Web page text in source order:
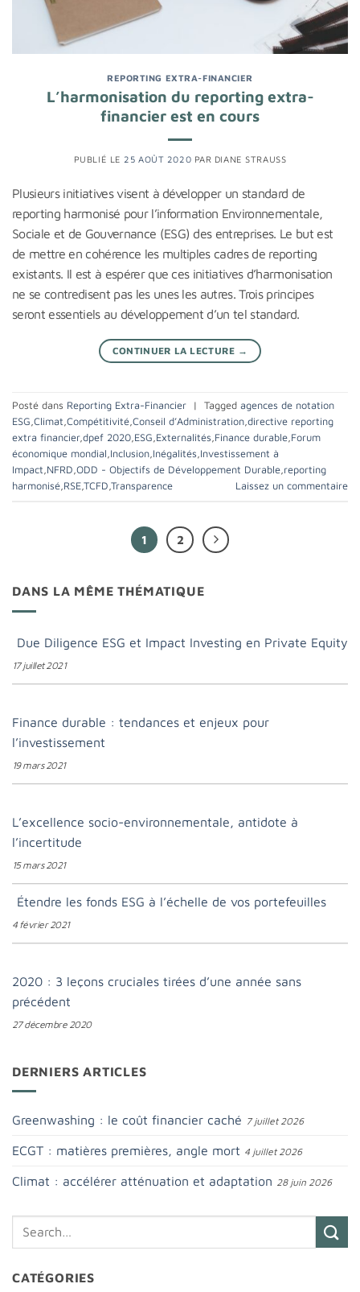
REPORTING EXTRA-FINANCIER
L’harmonisation du reporting extra-
financier est en cours
PUBLIÉ LE 25 AOÛT 2020 PAR DIANE STRAUSS
Plusieurs initiatives visent à développer un standard de
reporting harmonisé pour l’information Environnementale,
Sociale et de Gouvernance (ESG) des entreprises. Le but est
de mettre en cohérence les multiples cadres de reporting
existants. Il est à espérer que ces initiatives d’harmonisation
ne se contredisent pas les unes les autres. Trois principes
seront essentiels au développement d’un tel standard.
CONTINUER LA LECTURE →
Posté dans Reporting Extra-Financier | Tagged agences de notation
ESG,Climat,Compétitivité,Conseil d’Administration,directive reporting
extra financier,dpef 2020,ESG,Externalités,Finance durable,Forum
économique mondial,Inclusion,Inégalités,Investissement à
Impact,NFRD,ODD - Objectifs de Développement Durable,reporting
harmonisé,RSE,TCFD,Transparence Laissez un commentaire
1 2
DANS LA MÊME THÉMATIQUE
Due Diligence ESG et Impact Investing en Private Equity
17 juillet 2021
Finance durable : tendances et enjeux pour
l’investissement
19 mars 2021
L’excellence socio-environnementale, antidote à
l’incertitude
15 mars 2021
Étendre les fonds ESG à l’échelle de vos portefeuilles
4 février 2021
2020 : 3 leçons cruciales tirées d’une année sans
précédent
27 décembre 2020
DERNIERS ARTICLES
Greenwashing : le coût financier caché 7 juillet 2026
ECGT : matières premières, angle mort 4 juillet 2026
Climat : accélérer atténuation et adaptation 28 juin 2026
CATÉGORIES